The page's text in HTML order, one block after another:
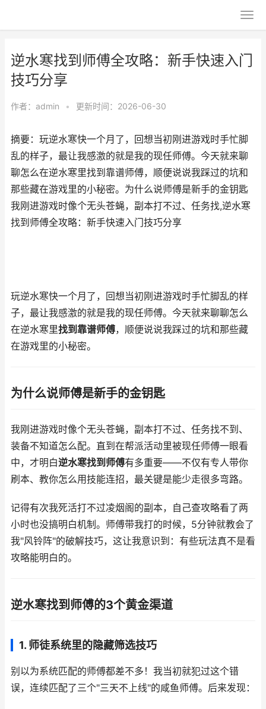
逆水寒找到师傅全攻略：新手快速入门
技巧分享
作者： admin • 更新时间：2026-06-30
摘要：玩逆水寒快一个月了，回想当初刚进游戏时手忙脚
乱的样子，最让我感激的就是我的现任师傅。今天就来聊
聊怎么在逆水寒里找到靠谱师傅，顺便说说我踩过的坑和
那些藏在游戏里的小秘密。为什么说师傅是新手的金钥匙
我刚进游戏时像个无头苍蝇，副本打不过、任务找,逆水寒
找到师傅全攻略：新手快速入门技巧分享
玩逆水寒快一个月了，回想当初刚进游戏时手忙脚乱的样
子，最让我感激的就是我的现任师傅。今天就来聊聊怎么
在逆水寒里找到靠谱师傅，顺便说说我踩过的坑和那些藏
在游戏里的小秘密。
为什么说师傅是新手的金钥匙
我刚进游戏时像个无头苍蝇，副本打不过、任务找不到、
装备不知道怎么配。直到在帮派活动里被现任师傅一眼看
中，才明白逆水寒找到师傅有多重要——不仅有专人带你
刷本、教你怎么用技能连招，最关键是能少走很多弯路。
记得有次我死活打不过凌烟阁的副本，自己查攻略看了两
小时也没搞明白机制。师傅带我打的时候，5分钟就教会了
我"风铃阵"的破解技巧，这让我意识到：有些玩法真不是看
攻略能明白的。
逆水寒找到师傅的3个黄金渠道
1. 师徒系统里的隐藏筛选技巧
别以为系统匹配的师傅都差不多！我当初就犯过这个错
误，连续匹配了三个"三天不上线"的咸鱼师傅。后来发现：